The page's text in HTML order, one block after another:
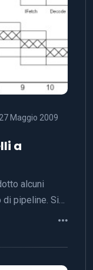
Maggio 2009
a
alcuni
pipeline. Si…